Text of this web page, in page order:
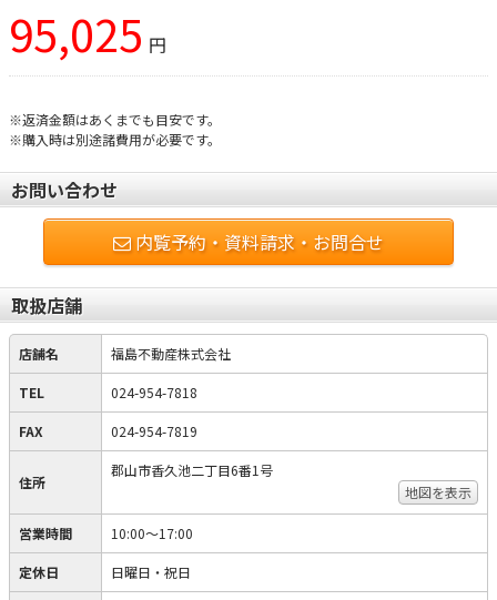
95,025 円
※返済金額はあくまでも目安です。
※購入時は別途諸費用が必要です。
お問い合わせ
内覧予約・資料請求・お問合せ
取扱店舗
店舗名 福島不動産株式会社
TEL 024-954-7818
FAX 024-954-7819
住所
郡山市香久池二丁目6番1号
地図を表示
営業時間 10:00〜17:00
定休日 日曜日・祝日